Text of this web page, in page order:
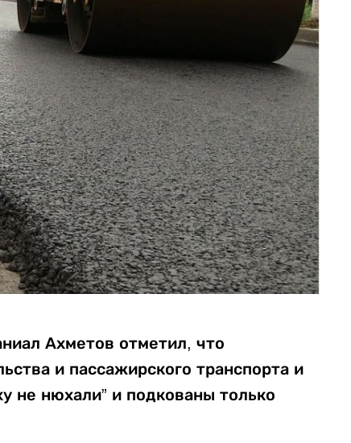
Ахметов отметил, что
и пассажирского транспорта и
не нюхали” и подкованы только